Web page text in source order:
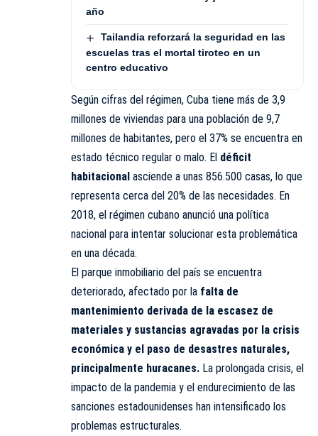
año
Tailandia reforzará la seguridad en las
escuelas tras el mortal tiroteo en un
centro educativo
Según cifras del régimen, Cuba tiene más de 3,9
millones de viviendas para una población de 9,7
millones de habitantes, pero el 37% se encuentra en
estado técnico regular o malo. El déficit
habitacional asciende a unas 856.500 casas, lo que
representa cerca del 20% de las necesidades. En
2018, el régimen cubano anunció una política
nacional para intentar solucionar esta problemática
en una década.
El parque inmobiliario del país se encuentra
deteriorado, afectado por la falta de
mantenimiento derivada de la escasez de
materiales y sustancias agravadas por la crisis
económica y el paso de desastres naturales,
principalmente huracanes. La prolongada crisis, el
impacto de la pandemia y el endurecimiento de las
sanciones estadounidenses han intensificado los
problemas estructurales.